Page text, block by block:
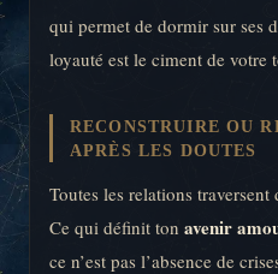
qui permet de dormir sur ses
loyauté est le ciment de votre
RECONSTRUIRE OU
APRÈS LES DOUTES
Toutes les relations traversent
Ce qui définit ton avenir
ce n’est pas l’absence de